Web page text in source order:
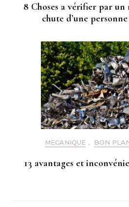
8 Choses a vérifier par un
chute d’une
MECANIQUE , BON
13 avantages et